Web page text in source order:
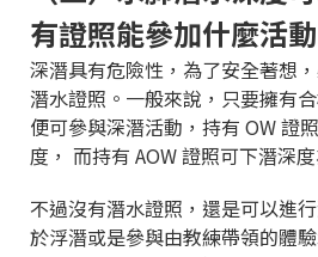
有證照能參加什麼活
深潛具有危險性，為了安全著想
潛水證照。一般來說，只要擁有合
便可參與深潛活動，持有 OW 證
度， 而持有 AOW 證照可下潛深
不過沒有潛水證照，還是可以進
於浮潛或是參與由教練帶領的體